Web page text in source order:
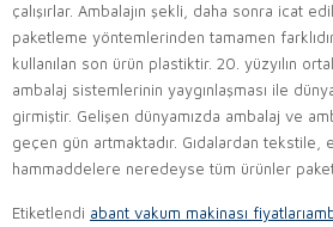
çalışırlar. Ambalajın şekli, daha sonra icat
paketleme yöntemlerinden tamamen
kullanılan son ürün plastiktir. 20. yüzyılın
ambalaj sistemlerinin yaygınlaşması ile
girmiştir. Gelişen dünyamızda ambalaj ve
geçen gün artmaktadır. Gıdalardan tekstile,
hammaddelere neredeyse tüm ürünler
Etiketlendi abant vakum makinası fiyatları